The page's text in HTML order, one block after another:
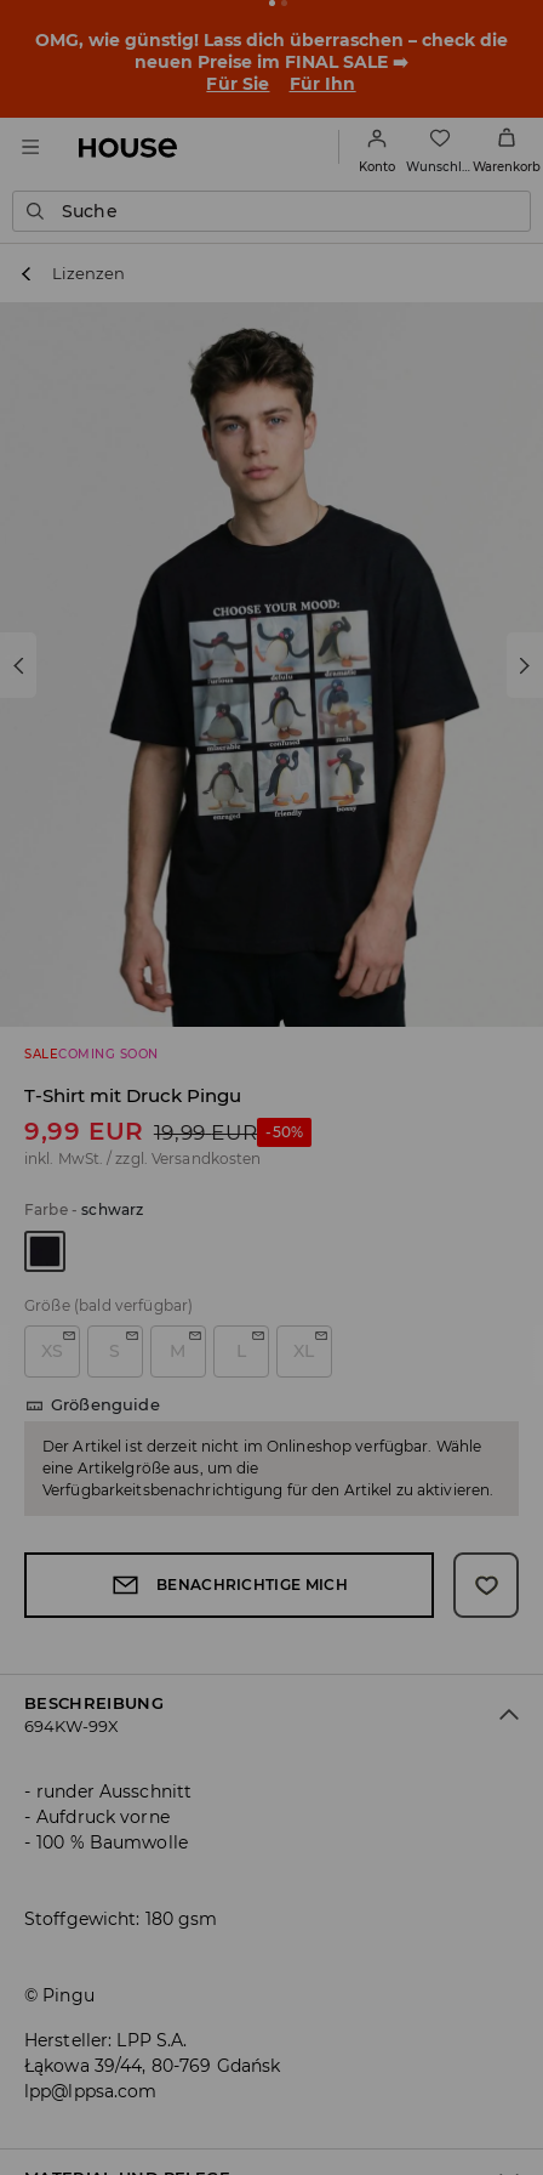
OMG, wie günstig! Lass dich überraschen – check die
neuen Preise im FINAL SALE ➡️
Für Sie
Für Ihn
Konto Warenkorb
Suche
Lizenzen
SALECOMING SOON
T-Shirt mit Druck Pingu
9,99 EUR 19,99 EUR -50%
inkl. MwSt. / zzgl. Versandkosten
Farbe-schwarz
Größe (bald verfügbar)
XS S M L XL
Größenguide
Der Artikel ist derzeit nicht im Onlineshop verfügbar. Wähle
eine Artikelgröße aus, um die
Verfügbarkeitsbenachrichtigung für den Artikel zu aktivieren.
BENACHRICHTIGE MICH
BESCHREIBUNG
694KW-99X
runder Ausschnitt
Aufdruck vorne
100 % Baumwolle
Stoffgewicht: 180 gsm
© Pingu
Hersteller: LPP S.A.
Łąkowa 39/44, 80-769 Gdańsk
lpp@lppsa.com